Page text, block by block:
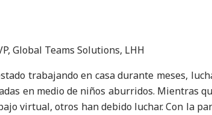
Global Teams Solutions, LHH
trabajando en casa durante meses,
en medio de niños aburridos. Mientras
virtual, otros han debido luchar. Con la